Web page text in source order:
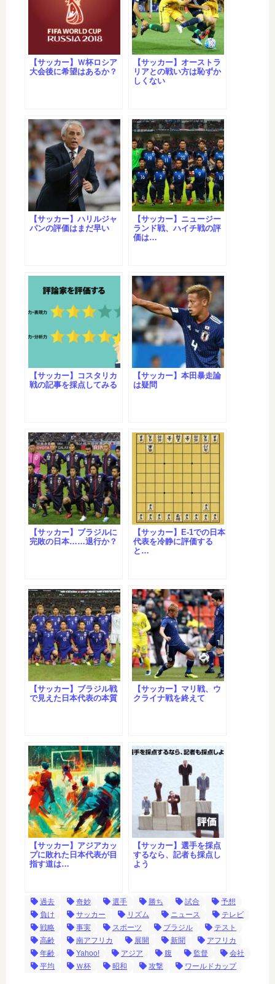
【サッカー】Ｗ杯ロシア
大会後に希望はあるか？
【サッカー】オーストラ
リアとの戦い方は恥ずか
しくない
【サッカー】ハリルジャ
パンの評価はまだ早い
【サッカー】ニュージー
ランド戦、ハイチ戦の評
価は…
【サッカー】コスタリカ
戦の記事を採点してみる
【サッカー】本田暴走論
は疑問
【サッカー】ブラジルに
完敗の日本……退行か？
【サッカー】E-1での日本
代表を冷静に評価する
と…
【サッカー】ブラジル戦
で見えた日本代表の本質
【サッカー】マリ戦、ウ
クライナ戦を終えて
【サッカー】アジアカッ
プに敗れた日本代表が目
指す道は…
【サッカー】選手を採点
するなら、記者も採点し
よう
過去 奇妙 選手 勝ち 試合
予想
負け
サッカー リズム ニュース
テレビ
戦略
事実 スポーツ ブラジル
テスト
高齢
南アフリカ 展開 新聞
アフリカ
年齢
Yahoo! アジア 腹 監督
会社
平均
Ｗ杯 昭和 攻撃 ワールドカップ